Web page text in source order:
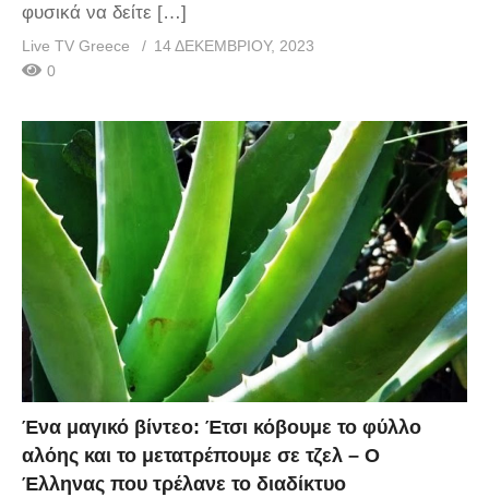
φυσικά να δείτε […]
Live TV Greece
14 ΔΕΚΕΜΒΡΊΟΥ, 2023
0
Ένα μαγικό βίντεο: Έτσι κόβουμε το φύλλο
αλόης και το μετατρέπουμε σε τζελ – O
Έλληνας που τρέλανε το διαδίκτυο